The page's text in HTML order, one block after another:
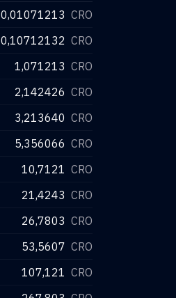
0,01071213 CRO
0,10712132 CRO
1,071213 CRO
2,142426 CRO
3,213640 CRO
5,356066 CRO
10,7121 CRO
21,4243 CRO
26,7803 CRO
53,5607 CRO
107,121 CRO